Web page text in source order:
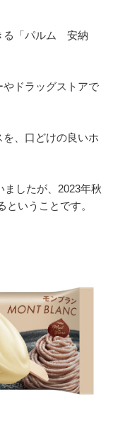
る「パルム 安納
ドラッグストアで
、口どけの良いホ
ましたが、2023年秋
いうことです。